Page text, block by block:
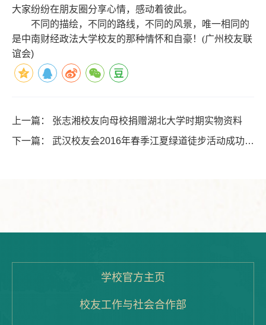
大家纷纷在朋友圈分享心情，感动着彼此。
不同的描绘，不同的路线，不同的风景，唯一相同的
是中南财经政法大学校友的那种情怀和自豪！ (广州校友联
谊会)
上一篇： 张志湘校友向母校捐赠湖北大学时期实物资料
下一篇： 武汉校友会2016年春季江夏绿道徒步活动成功举
学校官方主页
校友工作与社会合作部